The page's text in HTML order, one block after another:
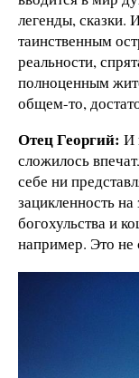
легенды, сказки.
таинственным
реальности,
полноценным
общем-то,
Отец Георгий: И
сложилось
себе ни
зацикленность
богохульства и
например. Это не